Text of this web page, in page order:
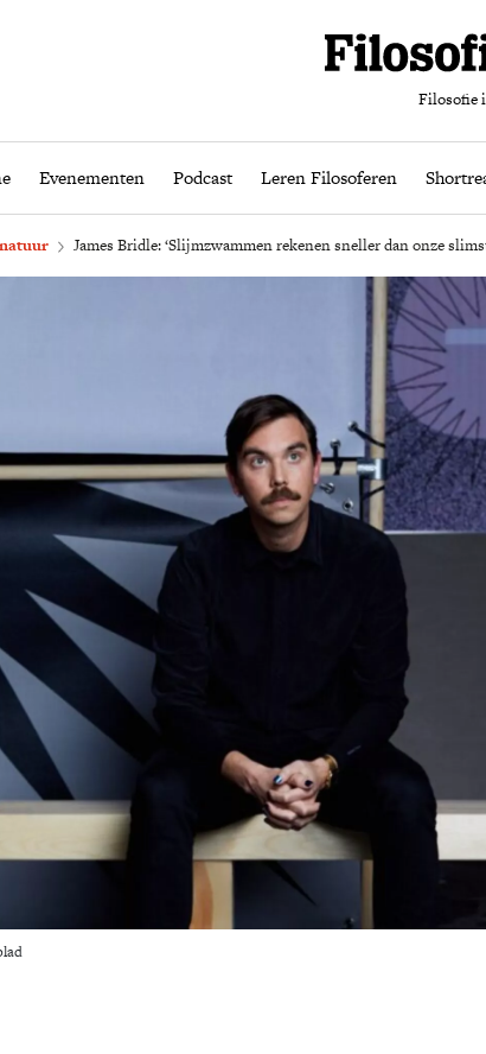
Filosofie
Evenementen Podcast Leren Filosoferen
Home Magazine Evenementen Podcast Leren
James Bridle: ‘Slijmzwammen rekenen sneller dan onze